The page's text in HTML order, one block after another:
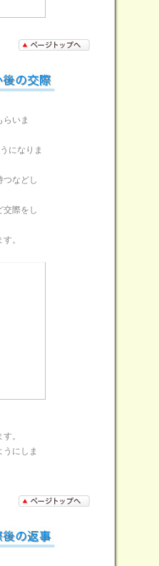
いま
になりま
つなどし
交際をし
。
。
にしま